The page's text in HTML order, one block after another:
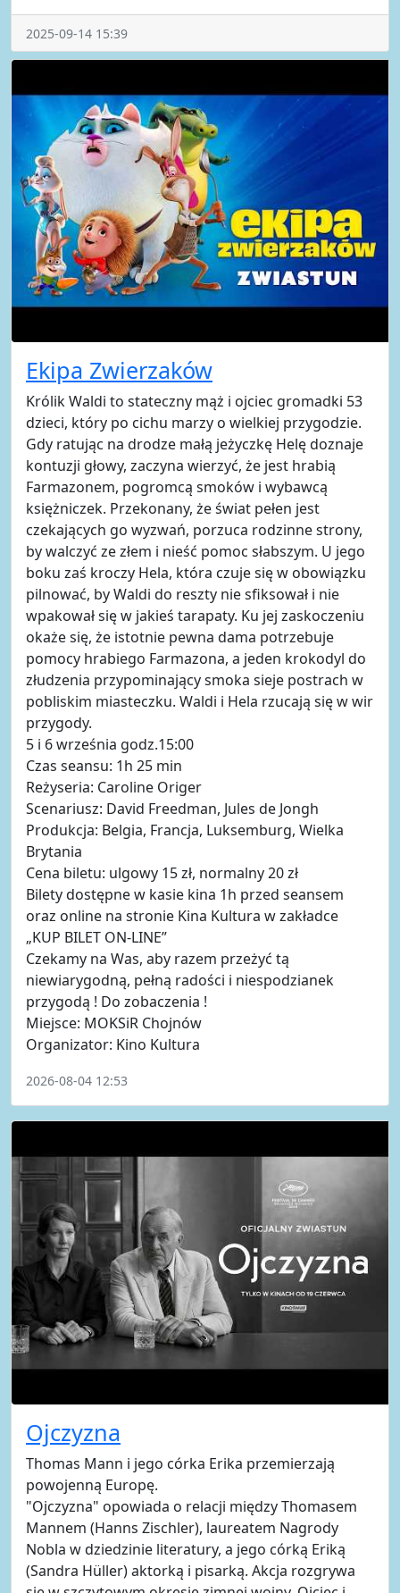
2025-09-14 15:39
Ekipa Zwierzaków
Królik Waldi to stateczny mąż i ojciec gromadki 53
dzieci, który po cichu marzy o wielkiej przygodzie.
Gdy ratując na drodze małą jeżyczkę Helę doznaje
kontuzji głowy, zaczyna wierzyć, że jest hrabią
Farmazonem, pogromcą smoków i wybawcą
księżniczek. Przekonany, że świat pełen jest
czekających go wyzwań, porzuca rodzinne strony,
by walczyć ze złem i nieść pomoc słabszym. U jego
boku zaś kroczy Hela, która czuje się w obowiązku
pilnować, by Waldi do reszty nie sfiksował i nie
wpakował się w jakieś tarapaty. Ku jej zaskoczeniu
okaże się, że istotnie pewna dama potrzebuje
pomocy hrabiego Farmazona, a jeden krokodyl do
złudzenia przypominający smoka sieje postrach w
pobliskim miasteczku. Waldi i Hela rzucają się w wir
przygody.
5 i 6 września godz.15:00
Czas seansu: 1h 25 min
Reżyseria: Caroline Origer
Scenariusz: David Freedman, Jules de Jongh
Produkcja: Belgia, Francja, Luksemburg, Wielka
Brytania
Cena biletu: ulgowy 15 zł, normalny 20 zł
Bilety dostępne w kasie kina 1h przed seansem
oraz online na stronie Kina Kultura w zakładce
„KUP BILET ON-LINE”
Czekamy na Was, aby razem przeżyć tą
niewiarygodną, pełną radości i niespodzianek
przygodą ! Do zobaczenia !
Miejsce: MOKSiR Chojnów
Organizator: Kino Kultura
2026-08-04 12:53
Ojczyzna
Thomas Mann i jego córka Erika przemierzają
powojenną Europę.
"Ojczyzna" opowiada o relacji między Thomasem
Mannem (Hanns Zischler), laureatem Nagrody
Nobla w dziedzinie literatury, a jego córką Eriką
(Sandra Hüller) aktorką i pisarką. Akcja rozgrywa